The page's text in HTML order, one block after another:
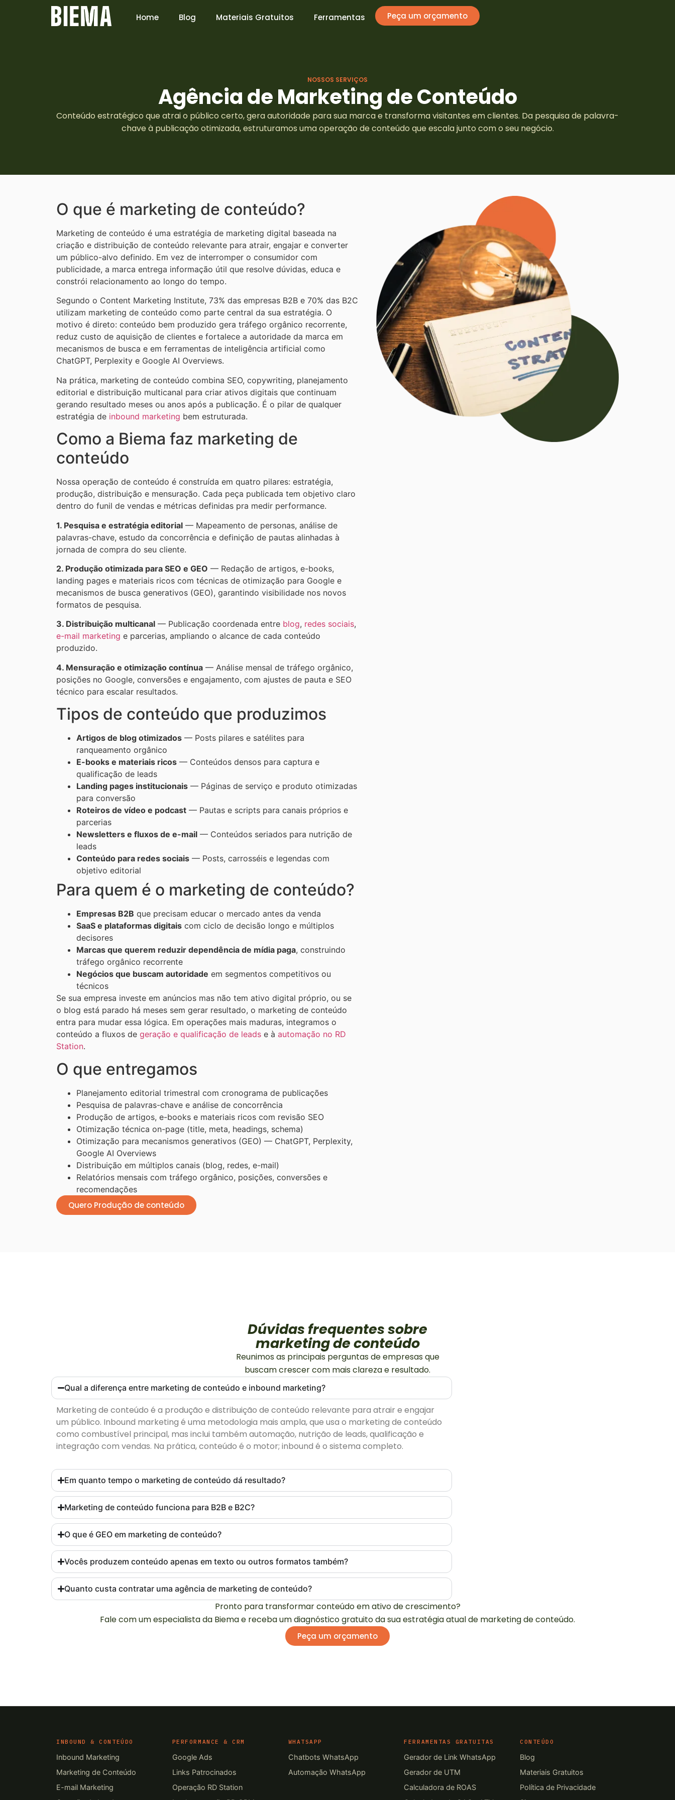
Home Blog Materiais Gratuitos Ferramentas Peça um orçamento
NOSSOS SERVIÇOS
Agência de Marketing de Conteúdo
Conteúdo estratégico que atrai o público certo, gera autoridade para sua marca e transforma visitantes em clientes. Da pesquisa de palavra-
chave à publicação otimizada, estruturamos uma operação de conteúdo que escala junto com o seu negócio.
O que é marketing de conteúdo?
Marketing de conteúdo é uma estratégia de marketing digital baseada na
criação e distribuição de conteúdo relevante para atrair, engajar e converter
um público-alvo definido. Em vez de interromper o consumidor com
publicidade, a marca entrega informação útil que resolve dúvidas, educa e
constrói relacionamento ao longo do tempo.
Segundo o Content Marketing Institute, 73% das empresas B2B e 70% das B2C
utilizam marketing de conteúdo como parte central da sua estratégia. O
motivo é direto: conteúdo bem produzido gera tráfego orgânico recorrente,
reduz custo de aquisição de clientes e fortalece a autoridade da marca em
mecanismos de busca e em ferramentas de inteligência artificial como
ChatGPT, Perplexity e Google AI Overviews.
Na prática, marketing de conteúdo combina SEO, copywriting, planejamento
editorial e distribuição multicanal para criar ativos digitais que continuam
gerando resultado meses ou anos após a publicação. É o pilar de qualquer
estratégia de inbound marketing bem estruturada.
Como a Biema faz marketing de
conteúdo
Nossa operação de conteúdo é construída em quatro pilares: estratégia,
produção, distribuição e mensuração. Cada peça publicada tem objetivo claro
dentro do funil de vendas e métricas definidas pra medir performance.
1. Pesquisa e estratégia editorial — Mapeamento de personas, análise de
palavras-chave, estudo da concorrência e definição de pautas alinhadas à
jornada de compra do seu cliente.
2. Produção otimizada para SEO e GEO — Redação de artigos, e-books,
landing pages e materiais ricos com técnicas de otimização para Google e
mecanismos de busca generativos (GEO), garantindo visibilidade nos novos
formatos de pesquisa.
3. Distribuição multicanal — Publicação coordenada entre blog, redes sociais,
e-mail marketing e parcerias, ampliando o alcance de cada conteúdo
produzido.
4. Mensuração e otimização contínua — Análise mensal de tráfego orgânico,
posições no Google, conversões e engajamento, com ajustes de pauta e SEO
técnico para escalar resultados.
Tipos de conteúdo que produzimos
Artigos de blog otimizados — Posts pilares e satélites para
ranqueamento orgânico
E-books e materiais ricos — Conteúdos densos para captura e
qualificação de leads
Landing pages institucionais — Páginas de serviço e produto otimizadas
para conversão
Roteiros de vídeo e podcast — Pautas e scripts para canais próprios e
parcerias
Newsletters e fluxos de e-mail — Conteúdos seriados para nutrição de
leads
Conteúdo para redes sociais — Posts, carrosséis e legendas com
objetivo editorial
Para quem é o marketing de conteúdo?
Empresas B2B que precisam educar o mercado antes da venda
SaaS e plataformas digitais com ciclo de decisão longo e múltiplos
decisores
Marcas que querem reduzir dependência de mídia paga, construindo
tráfego orgânico recorrente
Negócios que buscam autoridade em segmentos competitivos ou
técnicos
Se sua empresa investe em anúncios mas não tem ativo digital próprio, ou se
o blog está parado há meses sem gerar resultado, o marketing de conteúdo
entra para mudar essa lógica. Em operações mais maduras, integramos o
conteúdo a fluxos de geração e qualificação de leads e à automação no RD
Station.
O que entregamos
Planejamento editorial trimestral com cronograma de publicações
Pesquisa de palavras-chave e análise de concorrência
Produção de artigos, e-books e materiais ricos com revisão SEO
Otimização técnica on-page (title, meta, headings, schema)
Otimização para mecanismos generativos (GEO) — ChatGPT, Perplexity,
Google AI Overviews
Distribuição em múltiplos canais (blog, redes, e-mail)
Relatórios mensais com tráfego orgânico, posições, conversões e
recomendações
Quero Produção de conteúdo
Dúvidas frequentes sobre
marketing de conteúdo
Reunimos as principais perguntas de empresas que
buscam crescer com mais clareza e resultado.
Qual a diferença entre marketing de conteúdo e inbound marketing?
Marketing de conteúdo é a produção e distribuição de conteúdo relevante para atrair e engajar
um público. Inbound marketing é uma metodologia mais ampla, que usa o marketing de conteúdo
como combustível principal, mas inclui também automação, nutrição de leads, qualificação e
integração com vendas. Na prática, conteúdo é o motor; inbound é o sistema completo.
Em quanto tempo o marketing de conteúdo dá resultado?
Marketing de conteúdo funciona para B2B e B2C?
O que é GEO em marketing de conteúdo?
Vocês produzem conteúdo apenas em texto ou outros formatos também?
Quanto custa contratar uma agência de marketing de conteúdo?
Pronto para transformar conteúdo em ativo de crescimento?
Fale com um especialista da Biema e receba um diagnóstico gratuito da sua estratégia atual de marketing de conteúdo.
Peça um orçamento
INBOUND & CONTEÚDO
Inbound Marketing
Marketing de Conteúdo
E-mail Marketing
PERFORMANCE & CRM
Google Ads
Links Patrocinados
Operação RD Station
WHATSAPP
Chatbots WhatsApp
Automação WhatsApp
FERRAMENTAS GRATUITAS
Gerador de Link WhatsApp
Gerador de UTM
Calculadora de ROAS
CONTEÚDO
Blog
Materiais Gratuitos
Política de Privacidade